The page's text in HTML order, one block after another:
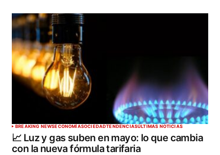
BREAKING NEWSECONOMÍASOCIEDADTENDENCIASÚLTIMAS NOTICIAS
📈 Luz y gas suben en mayo: lo que cambia
con la nueva fórmula tarifaria